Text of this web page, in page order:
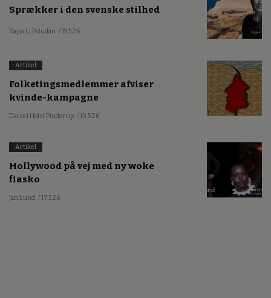
Sprækker i den svenske stilhed
Kajsa Li Paludan / 19.5.26
Artikel
Folketingsmedlemmer afviser
kvinde-kampagne
Daniel Holst Pinderup / 13.5.26
Artikel
Hollywood på vej med ny woke
fiasko
Jan Lund / 17.5.26